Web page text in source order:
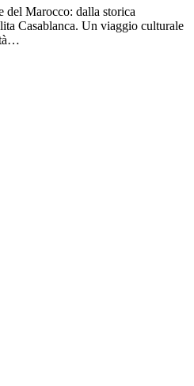
del Marocco: dalla storica
Casablanca. Un viaggio culturale